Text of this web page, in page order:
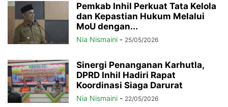
Pemkab Inhil Perkuat Tata Kelola
dan Kepastian Hukum Melalui
MoU dengan...
Nia Nismaini - 25/05/2026
Sinergi Penanganan Karhutla,
DPRD Inhil Hadiri Rapat
Koordinasi Siaga Darurat
Nia Nismaini - 22/05/2026